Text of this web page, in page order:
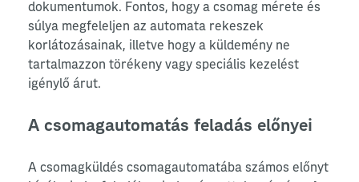
dokumentumok. Fontos, hogy a csomag mérete és
súlya megfeleljen az automata rekeszek
korlátozásainak, illetve hogy a küldemény ne
tartalmazzon törékeny vagy speciális kezelést
igénylő árut.
A csomagautomatás feladás előnyei
A csomagküldés csomagautomatába számos előnyt